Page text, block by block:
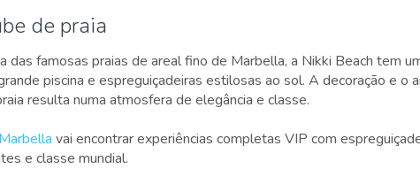
de praia
das famosas praias de areal fino de Marbella, a Nikki Beach tem
piscina e espreguiçadeiras estilosas ao sol. A decoração e o
resulta numa atmosfera de elegância e classe.
vai encontrar experiências completas VIP com
e classe mundial.